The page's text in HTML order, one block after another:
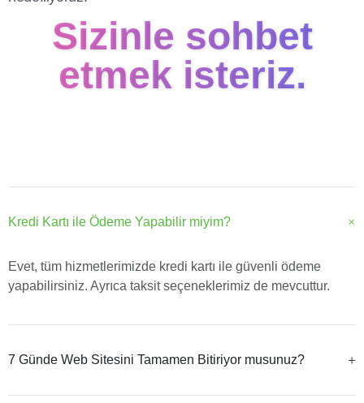
Sizinle sohbet
etmek isteriz.
Kredi Kartı ile Ödeme Yapabilir miyim?
Evet, tüm hizmetlerimizde kredi kartı ile güvenli ödeme
yapabilirsiniz. Ayrıca taksit seçeneklerimiz de mevcuttur.
7 Günde Web Sitesini Tamamen Bitiriyor musunuz?